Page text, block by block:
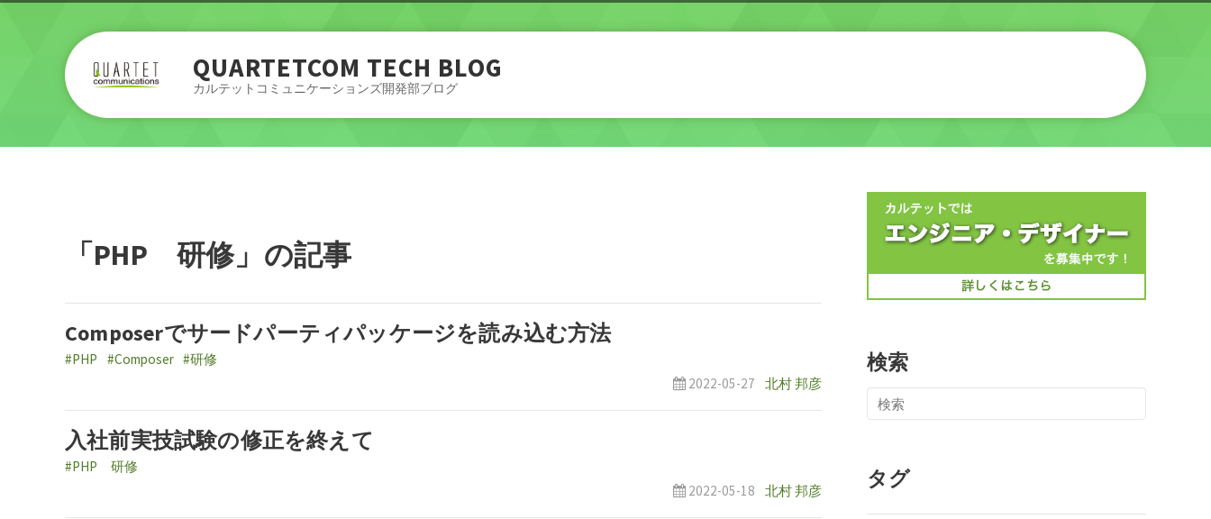
QUARTETCOM TECH BLOG
カルテットコミュニケーションズ開発部ブログ
「PHP 研修」の記事
Composerでサードパーティパッケージを読み込む方法
#PHP #Composer #研修
2022-05-27
北村 邦彦
入社前実技試験の修正を終えて
#PHP 研修
2022-05-18
北村 邦彦
検索
タグ